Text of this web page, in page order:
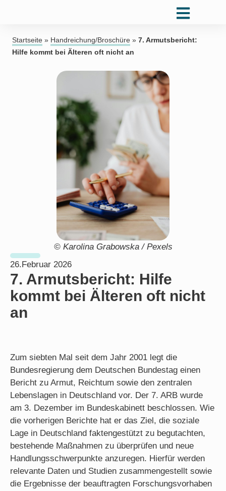
Startseite » Handreichung/Broschüre » 7. Armutsbericht:
Hilfe kommt bei Älteren oft nicht an
© Karolina Grabowska / Pexels
26.Februar 2026
7. Armutsbericht: Hilfe
kommt bei Älteren oft nicht
an
Zum siebten Mal seit dem Jahr 2001 legt die
Bundesregierung dem Deutschen Bundestag einen
Bericht zu Armut, Reichtum sowie den zentralen
Lebenslagen in Deutschland vor. Der 7. ARB wurde
am 3. Dezember im Bundeskabinett beschlossen. Wie
die vorherigen Berichte hat er das Ziel, die soziale
Lage in Deutschland faktengestützt zu begutachten,
bestehende Maßnahmen zu überprüfen und neue
Handlungsschwerpunkte anzuregen. Hierfür werden
relevante Daten und Studien zusammengestellt sowie
die Ergebnisse der beauftragten Forschungsvorhaben